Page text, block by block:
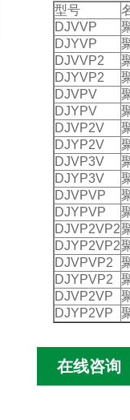
型号
DJVVP
DJYVP
DJVVP2
DJYVP2
DJVPV
DJYPV
DJVP2V
DJYP2V
DJVP3V
DJYP3V
DJVPVP
DJYPVP
DJVP2VP2
DJYP2VP2
DJVPVP2
DJYPVP2
DJVP2VP
DJYP2VP
在线咨询